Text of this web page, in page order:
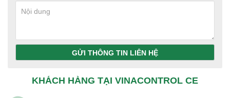
GỬI THÔNG TIN LIÊN HỆ
KHÁCH HÀNG TẠI VINACONTROL CE